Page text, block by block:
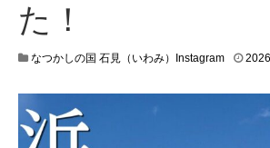
た！
なつかしの国 石見（いわみ）Instagram